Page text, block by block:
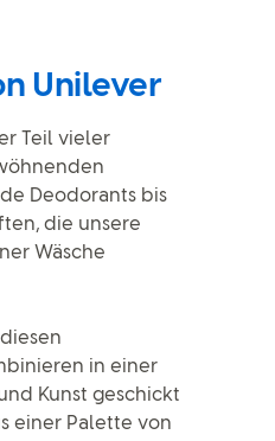
Unilever
Teil vieler
Deodorants bis
die unsere
Wäsche
in einer
Kunst geschickt
einer Palette von